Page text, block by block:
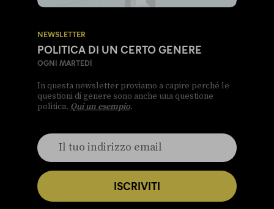
NEWSLETTER
POLITICA DI UN CERTO GENERE
OGNI MARTEDÌ
In questa newsletter proviamo a capire perché le
questioni di genere sono anche una questione
politica. Qui un esempio.
ISCRIVITI